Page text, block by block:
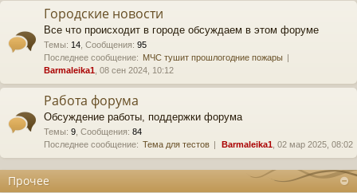
Городские новости
Все что происходит в городе обсуждаем в этом форуме
Темы: 14 Сообщения: 95
Последнее сообщение: МЧС тушит прошлогодние пожары
Barmaleika1 , 08 сен 2024, 10:12
Работа форума
Обсуждение работы, поддержки форума
Темы: 9 Сообщения: 84
Последнее сообщение: Тема для тестов Barmaleika1 , 02 мар 2025, 08:02
Прочее